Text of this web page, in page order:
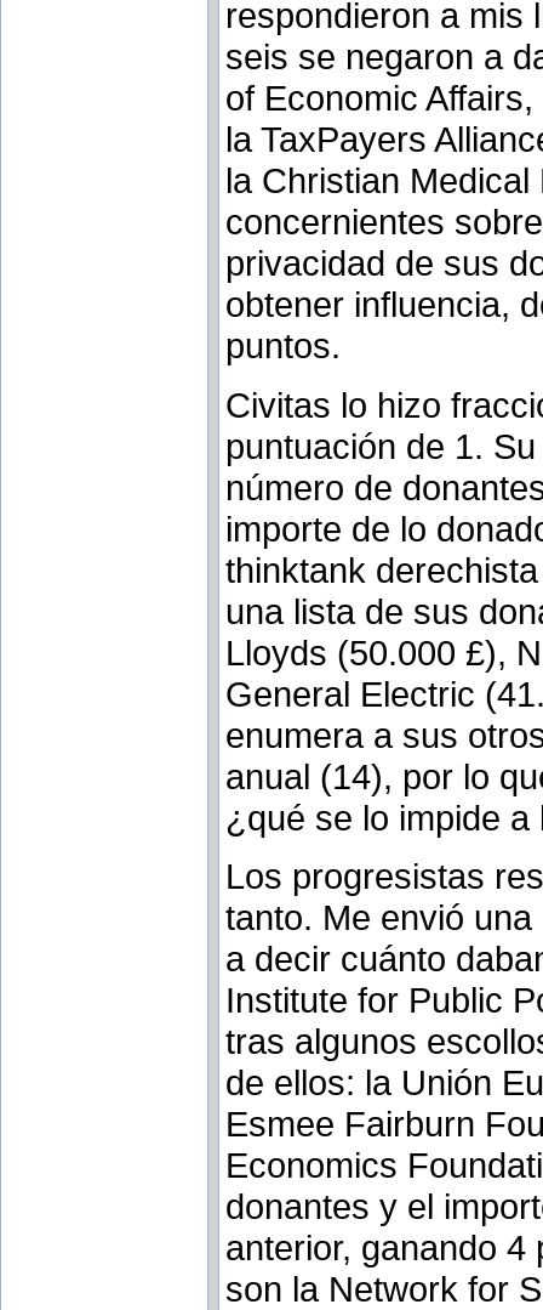
respondieron a mis
seis se negaron a
of Economic
la TaxPayers
la Christian
concernientes
privacidad de sus
obtener influencia,
puntos.
Civitas lo hizo
puntuación de 1.
número de
importe de lo
thinktank
una lista de sus
Lloyds (50.000 £),
General Electric
enumera a sus
anual (14), por lo
¿qué se lo impide a
Los progresistas
tanto. Me envió
a decir cuánto
Institute for Public
tras algunos
de ellos: la Unión
Esmee Fairburn
Economics
donantes y el
anterior, ganando
son la Network for